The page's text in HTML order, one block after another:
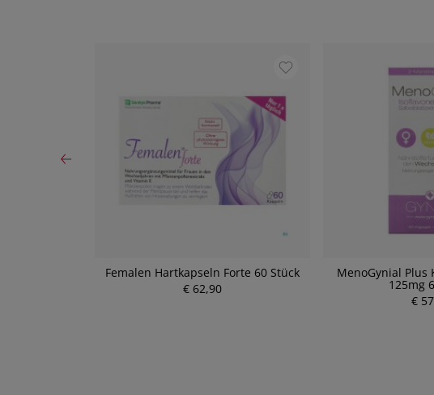
Femalen Hartkapseln Forte 60 Stück
€ 62,90
MenoGynial Plus
125mg
€